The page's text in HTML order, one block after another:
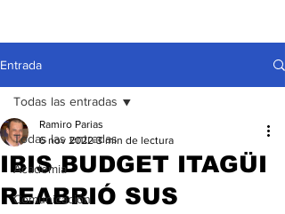
Entrada
Todas las entradas
Academia
Comunicación
Todas las entradas
IBIS BUDGET ITAGÜI
REABRIÓ SUS
Ramiro Parias
6 nov 2022 3 min de lectura